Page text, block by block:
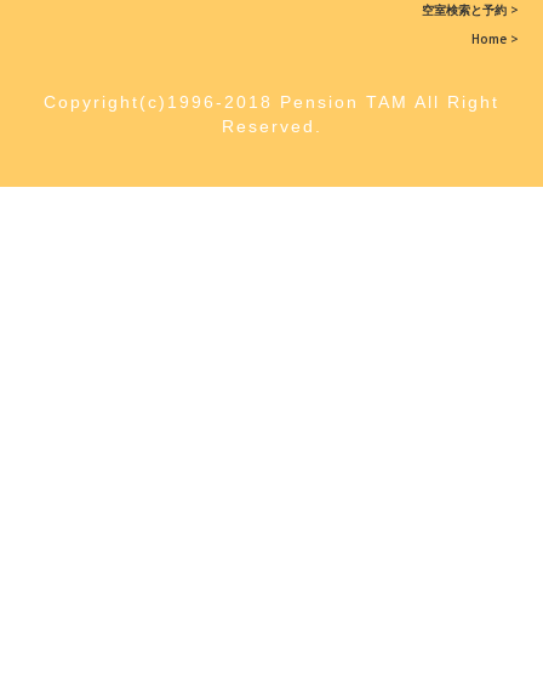
空室検索と予約 >
Home >
Copyright(c)1996-2018 Pension TAM All Right
Reserved.